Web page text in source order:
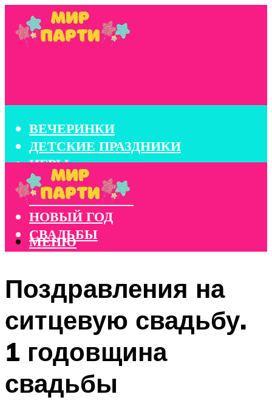
ВЕЧЕРИНКИ
ДЕТСКИЕ ПРАЗДНИКИ
ИГРЫ
КОНКУРСЫ
КОРПОРАТИВЫ
НОВЫЙ ГОД
СВАДЬБЫ
МЕНЮ
Поздравления на
ситцевую свадьбу.
1 годовщина
свадьбы